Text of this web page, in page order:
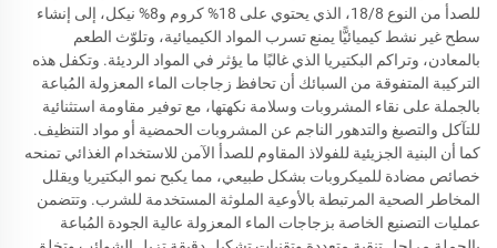
للصدأ من النوع 18/8، الذي يحتوي على 18% كروم و8% نيكل، إلى إنشاء
سطح غير نشط كيميائيًّا يمنع تسرب المواد الكيميائية، وتلوّث الطعم
بالمعادن، وتراكم البكتيريا الذي غالبًا ما يؤثر في المواد الرديئة. وتكفل هذه
التركيبة المتفوقة من السبائك أن تحافظ زجاجات الماء المعزولة المُباعة
بالجملة على نقاء المشروبات وسلامة نكهتها، مع توفير مقاومة استثنائية
للتآكل والتصبغ والتدهور الناجم عن المشروبات الحمضية أو مواد التنظيف.
كما أن البنية الجزيئية للفولاذ المقاوم للصدأ الآمن للاستخدام الغذائي تمنحه
خصائص مضادة للميكروبات بشكل طبيعي، مما يكبح نمو البكتيريا ويقلل
المخاطر الصحية المرتبطة بالأوعية الملوثة المستخدمة للشرب. وتتضمن
عمليات التصنيع الخاصة بزجاجات الماء المعزولة عالية الجودة المُباعة